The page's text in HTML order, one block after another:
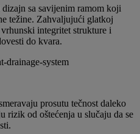
sa savijenim ramom koji
težine. Zahvaljujući glatkoj
integritet strukture i
do kvara.
prosutu tečnost daleko
rizik od oštećenja u slučaju da se